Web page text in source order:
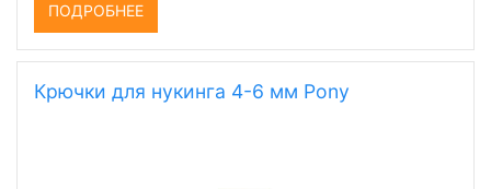
ПОДРОБНЕЕ
Крючки для нукинга 4-6 мм Pony